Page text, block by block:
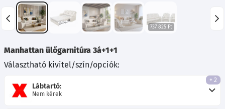
737 825 Ft
Manhattan ülőgarnitúra 3á+1+1
Választható kivitel/szín/opciók:
Lábtartó:
Nem kérek
+ 2